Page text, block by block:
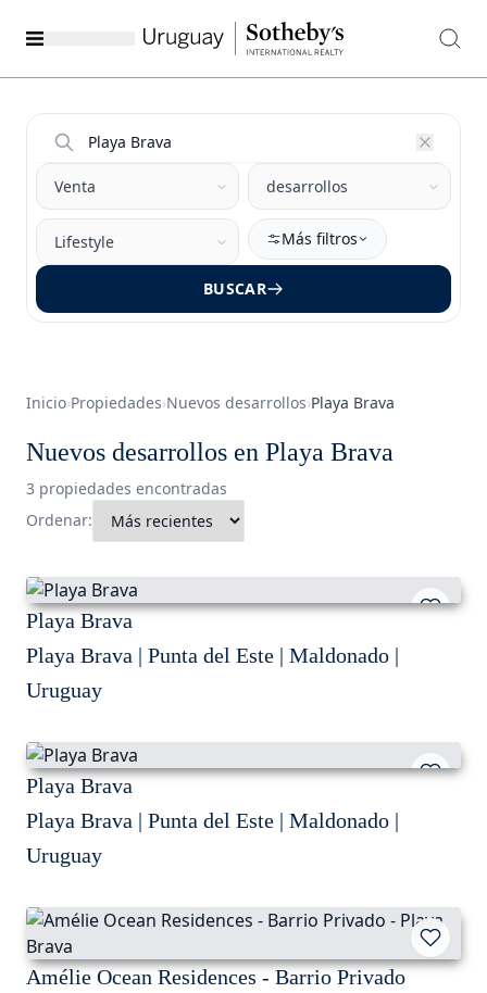
Más filtros
BUSCAR
Inicio›Propiedades›Nuevos desarrollos›Playa Brava
Nuevos desarrollos en Playa Brava
3 propiedades encontradas
Ordenar:
Playa Brava
Playa Brava | Punta del Este | Maldonado |
Uruguay
Playa Brava
Playa Brava | Punta del Este | Maldonado |
Uruguay
Amélie Ocean Residences - Barrio Privado